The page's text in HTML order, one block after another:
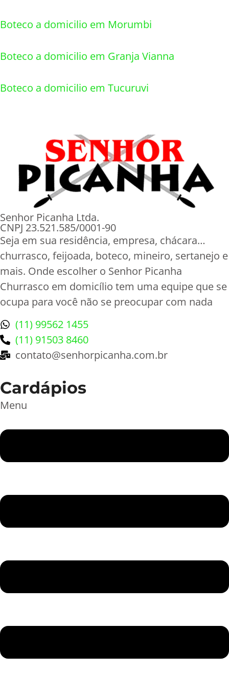
Boteco a domicilio em Morumbi
Boteco a domicilio em Granja Vianna
Boteco a domicilio em Tucuruvi
Senhor Picanha Ltda.
CNPJ 23.521.585/0001-90
Seja em sua residência, empresa, chácara…
churrasco, feijoada, boteco, mineiro, sertanejo e
mais. Onde escolher o Senhor Picanha
Churrasco em domicílio tem uma equipe que se
ocupa para você não se preocupar com nada
(11) 99562 1455
(11) 91503 8460
contato@senhorpicanha.com.br
Cardápios
Menu